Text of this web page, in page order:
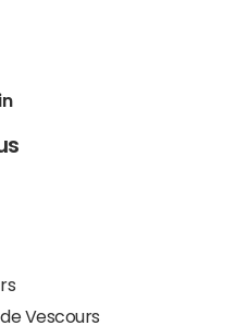
Vescours